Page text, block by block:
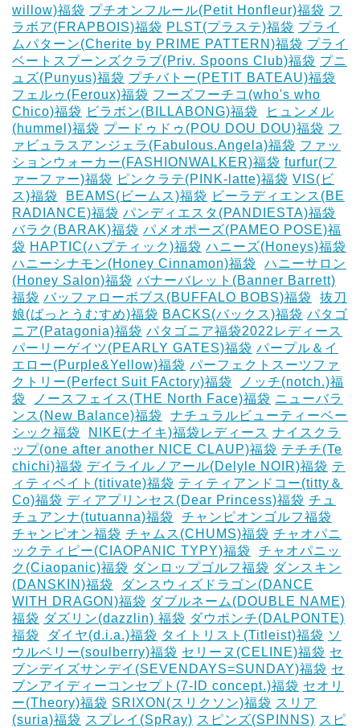
willow)福袋 プチオンフルール(Petit Honfleur)福袋 フ
ラボア(FRAPBOIS)福袋 PLST(プラステ)福袋 プライ
ムパターン(Cherite by PRIME PATTERN)福袋 プライ
ベートスプーンズクラブ(Priv. Spoons Club)福袋 プニ
ュズ(Punyus)福袋 プチバトー(PETIT BATEAU)福袋
フェルゥ(Feroux)福袋 フーズフーチコ(who's who
Chico)福袋 ビラボン(BILLABONG)福袋
ヒュンメル
(hummel)福袋 プードゥドゥ(POU DOU DOU)福袋 フ
ァビュラスアンジェラ(Fabulous.Angela)福袋 ファッ
ションウォーカー(FASHIONWALKER)福袋 furfur(フ
ァーファー)福袋 ピンクラテ(PINK-latte)福袋 VIS(ビ
ス)福袋
BEAMS(ビームス)福袋 ビーラディエンス(BE
RADIANCE)福袋 パンディエスタ(PANDIESTA)福袋
バラク(BARAK)福袋 パメオポーズ(PAMEO POSE)福
袋 HAPTIC(ハプティック)福袋 ハニーズ(Honeys)福袋
ハニーシナモン(Honey Cinnamon)福袋
ハニーサロン
(Honey Salon)福袋 バナーバレット(Banner Barrett)
福袋 バッファローボブス(BUFFALO BOBS)福袋
抜刀
娘(ばっとうむすめ)福袋 BACKS(バックス)福袋 パタゴ
ニア(Patagonia)福袋 パタゴニア福袋2022レディース
パーリーゲイツ(PEARLY GATES)福袋 パープル＆イ
エロー(Purple&Yellow)福袋 パーフェクトスーツファ
クトリー(Perfect Suit FActory)福袋
ノッチ(notch.)福
袋
ノースフェイス(THE North Face)福袋 ニューバラ
ンス(New Balance)福袋
ナチュラルビューティーベー
シック福袋
NIKE(ナイキ)福袋レディース ナイスクラ
ップ(one after another NICE CLAUP)福袋 テチチ(Te
chichi)福袋 デイライルノアール(Delyle NOIR)福袋 テ
ィティベイト(titivate)福袋 ティティアンドコー(titty＆
Co)福袋 ディアプリンセス(Dear Princess)福袋 チュ
チュアンナ(tutuanna)福袋
チャンピオンゴルフ福袋
チャンピオン福袋 チャムス(CHUMS)福袋 チャオパニ
ックティピー(CIAOPANIC TYPY)福袋
チャオパニッ
ク(Ciaopanic)福袋 ダンロップゴルフ福袋 ダンスキン
(DANSKIN)福袋
ダンスウィズドラゴン(DANCE
WITH DRAGON)福袋 ダブルネーム(DOUBLE NAME)
福袋 ダズリン(dazzlin) 福袋 ダウポンチ(DALPONTE)
福袋
ダイヤ(d.i.a.)福袋 タイトリスト(Titleist)福袋 ソ
ウルベリー(soulberry)福袋 セリーヌ(CELINE)福袋 セ
ブンデイズサンデイ(SEVENDAYS=SUNDAY)福袋 セ
ブンアイディーコンセプト(7-ID concept.)福袋 セオリ
ー(Theory)福袋 SRIXON(スリクソン)福袋 スリア
(suria)福袋 スプレイ(SpRay) スピンズ(SPINNS) スピ